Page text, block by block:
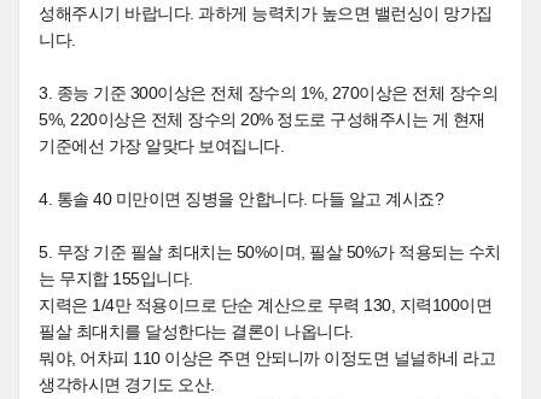
성해주시기 바랍니다. 과하게 능력치가 높으면 밸런싱이 망가집
니다.
3. 종능 기준 300이상은 전체 장수의 1%, 270이상은 전체 장수의
5%, 220이상은 전체 장수의 20% 정도로 구성해주시는 게 현재
기준에선 가장 알맞다 보여집니다.
4. 통솔 40 미만이면 징병을 안합니다. 다들 알고 계시죠?
5. 무장 기준 필살 최대치는 50%이며, 필살 50%가 적용되는 수치
는 무지합 155입니다.
지력은 1/4만 적용이므로 단순 계산으로 무력 130, 지력100이면
필살 최대치를 달성한다는 결론이 나옵니다.
뭐야, 어차피 110 이상은 주면 안되니까 이정도면 널널하네 라고
생각하시면 경기도 오산.